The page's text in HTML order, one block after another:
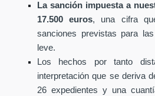
La sanción impuesta a
17.500 euros, una cifra
sanciones previstas para
leve.
Los hechos por tanto
interpretación que se deriva
26 expedientes y una